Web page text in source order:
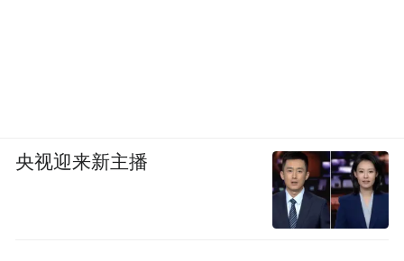
央视迎来新主播